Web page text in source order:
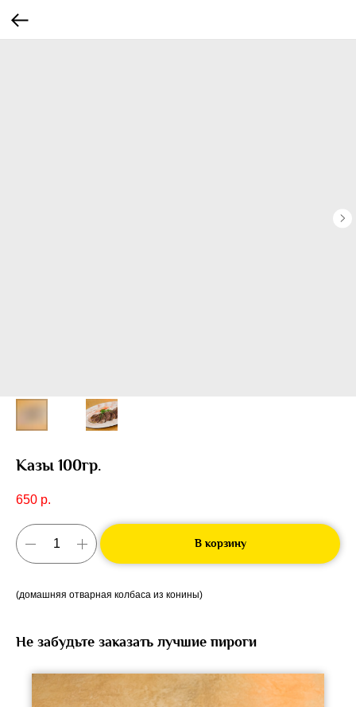
Казы 100гр.
650 р.
В корзину
(домашняя отварная колбаса из конины)
Не забудьте заказать лучшие пироги